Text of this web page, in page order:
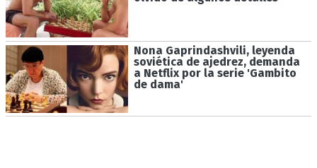
Nona Gaprindashvili, leyenda
soviética de ajedrez, demanda
a Netflix por la serie 'Gambito
de dama'